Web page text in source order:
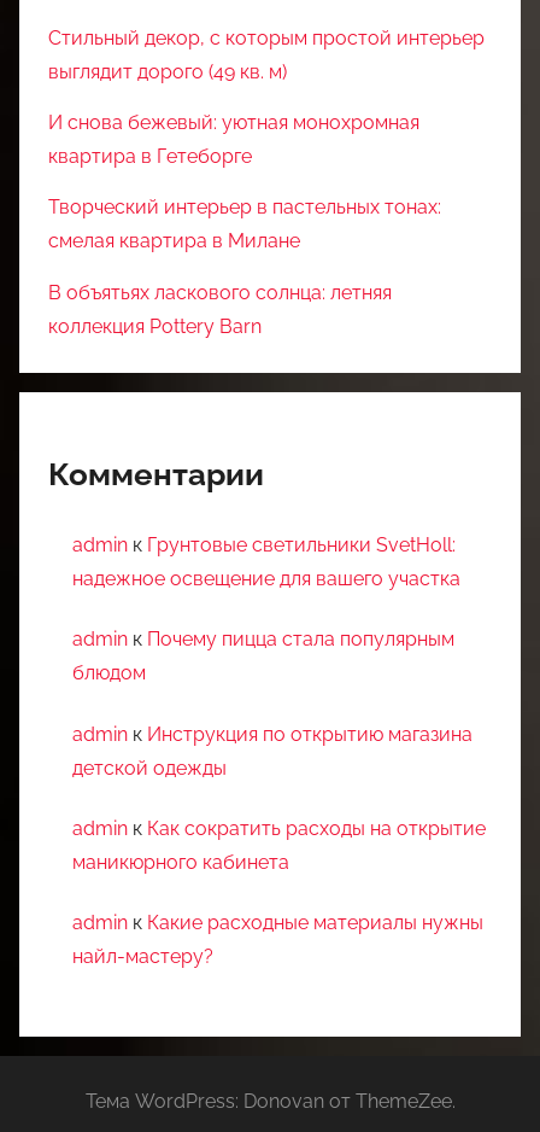
Стильный декор, с которым простой интерьер
выглядит дорого (49 кв. м)
И снова бежевый: уютная монохромная
квартира в Гетеборге
Творческий интерьер в пастельных тонах:
смелая квартира в Милане
В объятьях ласкового солнца: летняя
коллекция Pottery Barn
Комментарии
admin к Грунтовые светильники SvetHoll:
надежное освещение для вашего участка
admin к Почему пицца стала популярным
блюдом
admin к Инструкция по открытию магазина
детской одежды
admin к Как сократить расходы на открытие
маникюрного кабинета
admin к Какие расходные материалы нужны
найл-мастеру?
Тема WordPress: Donovan от ThemeZee.